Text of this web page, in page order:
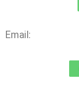
Email: